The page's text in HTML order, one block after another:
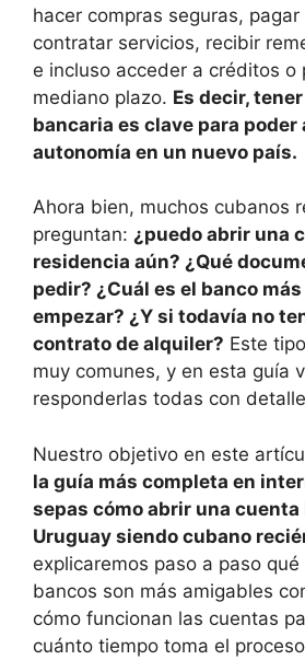
hacer compras seguras, pagar
contratar servicios, recibir
e incluso acceder a créditos o
mediano plazo. Es decir,
bancaria es clave para poder
autonomía en un nuevo país.
Ahora bien, muchos cubanos
preguntan: ¿puedo abrir una
residencia aún? ¿Qué
pedir? ¿Cuál es el banco
empezar? ¿Y si todavía no
contrato de alquiler? Este
muy comunes, y en esta guía
responderlas todas con
Nuestro objetivo en este
la guía más completa en
sepas cómo abrir una cuenta
Uruguay siendo cubano
explicaremos paso a paso
bancos son más amigables
cómo funcionan las cuentas
cuánto tiempo toma el